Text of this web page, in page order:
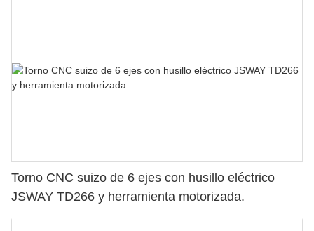
Torno CNC suizo de 6 ejes con husillo eléctrico
JSWAY TD266 y herramienta motorizada.